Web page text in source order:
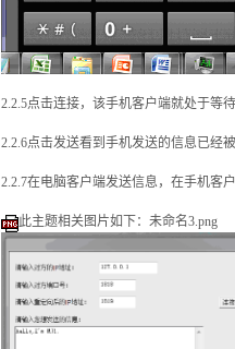
2.2.5点击连接，该手机客户端就处于等
2.2.6点击发送看到手机发送的信息已经
2.2.7在电脑客户端发送信息，在手机客
此主题相关图片如下：未命名3.png